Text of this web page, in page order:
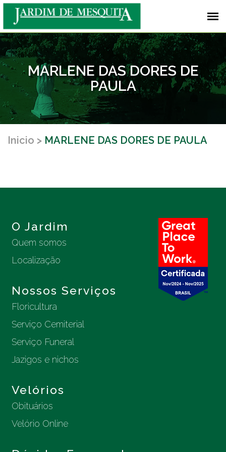
MARLENE DAS DORES DE
PAULA
Inicio MARLENE DAS DORES DE PAULA
O Jardim
Quem somos
Localização
Nossos Serviços
Floricultura
Serviço Cemiterial
Serviço Funeral
Jazigos e nichos
Velórios
Obituários
Velório Online